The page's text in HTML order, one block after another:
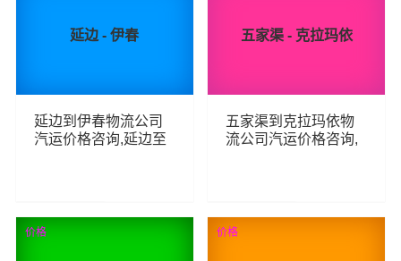
延边 - 伊春
延边到伊春物流公司
汽运价格咨询,延边至
67
查看详细
五家渠 - 克拉玛依
五家渠到克拉玛依物
流公司汽运价格咨询,
50 查看详细
价格 价格